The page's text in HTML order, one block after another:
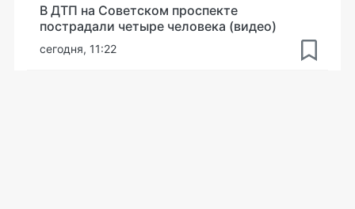
В ДТП на Советском проспекте
пострадали четыре человека (видео)
сегодня, 11:22